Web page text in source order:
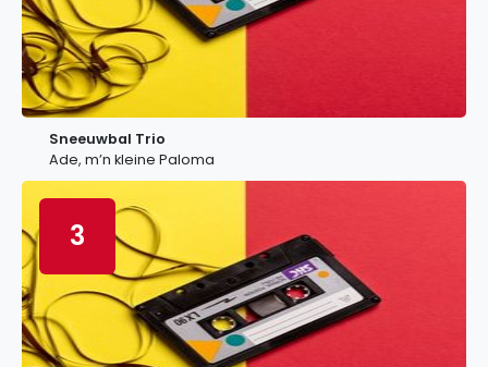
Sneeuwbal Trio
Ade, m’n kleine Paloma
3